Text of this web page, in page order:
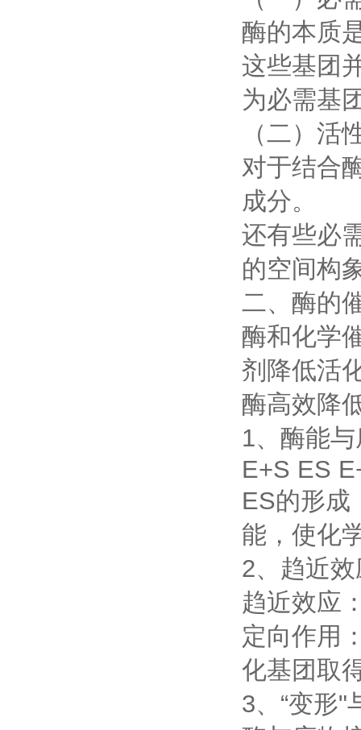
酶的本质
这些基团
为必需基
（二）活
对于结合
成分。
还有些必
的空间构
二、酶的
酶和化学
剂降低活
酶高效降
1、酶能
E+S ES
ES的形成
能，使化
2、趋近
趋近效应
定向作用
化基团取
3、“变形"